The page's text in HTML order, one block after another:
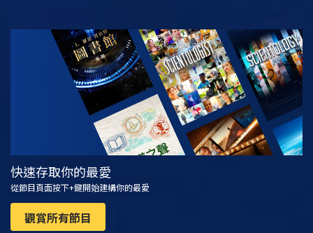
觀看 探索系列節目
快速存取你的最愛
從節目頁面按下+鍵開始建構你的最愛
觀賞所有節目